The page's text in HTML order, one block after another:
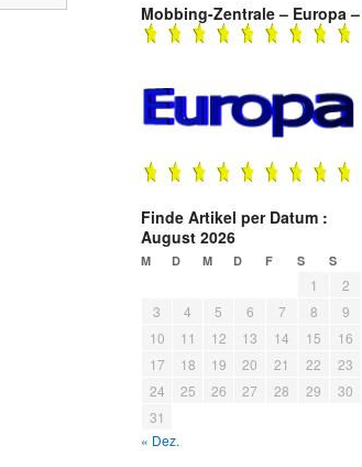
Mobbing-Zentrale – Europa –
Finde Artikel per Datum :
August 2026
M D M D F S S
1
2
3
4 5 6 7 8
9
10
11 12 13 14 15
16
17
18 19 20 21 22
23
24
25 26 27 28 29
30
31
« Dez.